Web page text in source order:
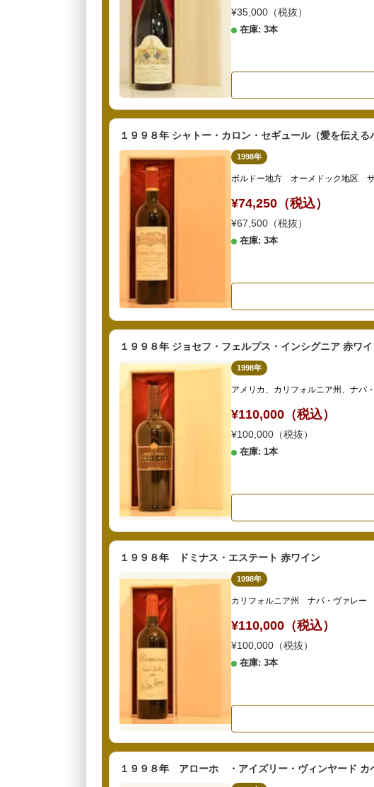
¥35,000（税抜）
在庫: 3本
１９９８年 シャトー・カロン・セギュール（愛を伝え
1998年
ボルドー地方 オーメドック地区
¥74,250（税込）
¥67,500（税抜）
在庫: 3本
１９９８年 ジョセフ・フェルプス・インシグニア 赤ワ
1998年
アメリカ、カリフォルニア州、ナパ
¥110,000（税込）
¥100,000（税抜）
在庫: 1本
１９９８年 ドミナス・エステート 赤ワイン
1998年
カリフォルニア州 ナパ・ヴァレ
¥110,000（税込）
¥100,000（税抜）
在庫: 3本
１９９８年 アローホ ・アイズリー・ヴィンヤード カ